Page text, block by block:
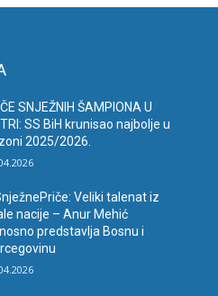
SNJEŽNIH ŠAMPIONA U
SS BiH krunisao najbolje u
2025/2026.
Veliki talenat iz
nacije – Anur Mehić
predstavlja Bosnu i